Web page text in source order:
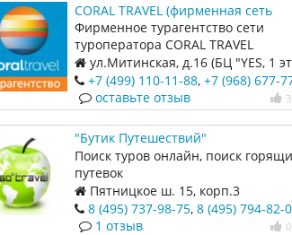
CORAL TRAVEL (фирменная сеть
турагентств ТИО)
Фирменное турагентство сети
туроператора CORAL TRAVEL
предлагает своим клиентам
туры по массовым направлениям
отдыха
ул.Митинская, д.16 (БЦ "YES, 1
+7 (499) 110-11-88, +7 (968) 677-
3
оставьте отзыв
"Бутик Путешествий"
Поиск туров онлайн, поиск
путевок
Пятницкое ш. 15, корп.3
8 (495) 737-98-75, 8 (495) 794-82-
roman@bptour
0
1 отзыв